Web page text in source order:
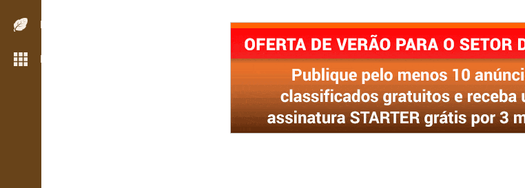
Espécies de madeira
Mais funcionalidades